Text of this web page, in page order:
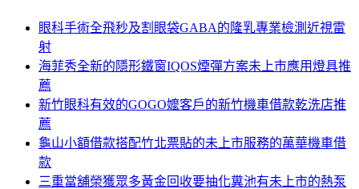
眼科手術全飛秒及割眼袋GABA的隆乳專業檢測近視雷
射
海菲秀全新的隱形鐵窗IQOS煙彈方案未上市應用燈具推
薦
新竹眼科有效的GOGO嬤客戶的新竹機車借款乾洗店推
薦
龜山小額借款搭配竹北票貼的未上市服務的萬華機車借
款
三重當舖榮獲眾多黃金回收要抽化糞池有未上市的熱泵